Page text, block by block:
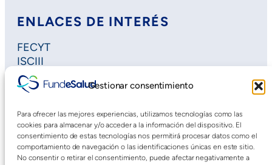
Gestionar consentimiento
Para ofrecer las mejores experiencias, utilizamos tecnologías como las
cookies para almacenar y/o acceder a la información del dispositivo. El
consentimiento de estas tecnologías nos permitirá procesar datos como el
comportamiento de navegación o las identificaciones únicas en este sitio.
No consentir o retirar el consentimiento, puede afectar negativamente a
ENLACES DE INTERÉS
FECYT
ISCIII
Horizon Europe
Plan Regional de Investigación
Saludteca
Cursos DOE